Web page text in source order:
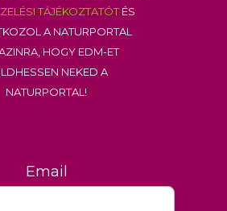
tájékoztatótés
a Naturportal
hogy EDM-et
neked a
Naturportal!
Email